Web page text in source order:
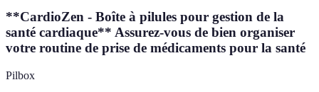
**CardioZen - Boîte à pilules pour gestion de la
santé cardiaque** Assurez-vous de bien organiser
votre routine de prise de médicaments pour la santé
Pilbox